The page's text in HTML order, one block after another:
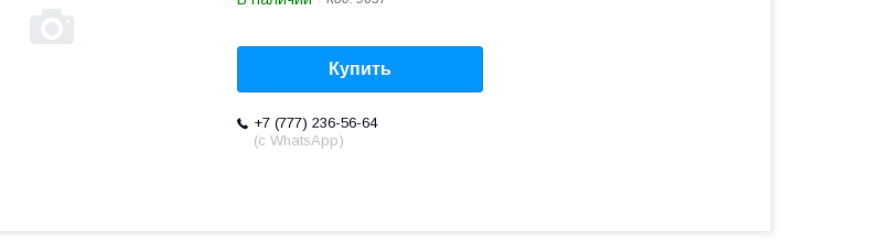
Купить
+7 (777) 236-56-64
(с WhatsApp)